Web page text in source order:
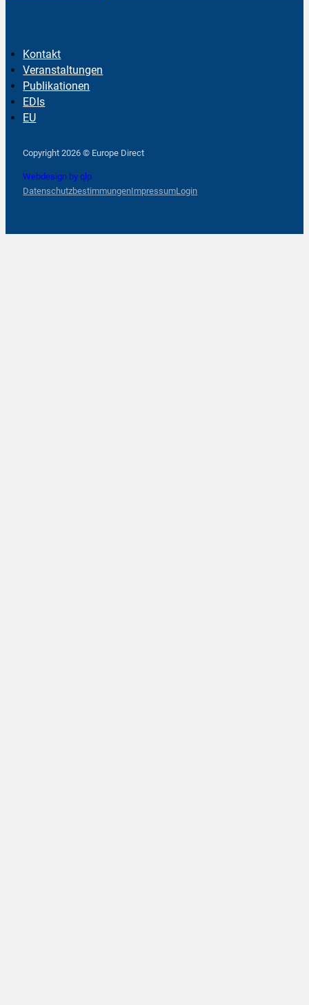
Kontakt
Veranstaltungen
Publikationen
EDIs
EU
Copyright 2026 © Europe Direct
Webdesign by qlp
DatenschutzbestimmungenImpressumLogin